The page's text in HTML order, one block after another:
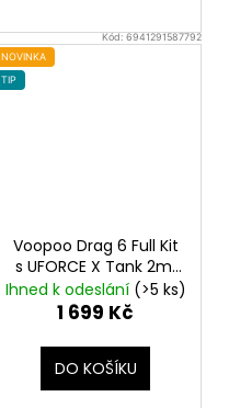
Kód: 6941291587792
NOVINKA
TIP
Voopoo Drag 6 Full Kit
s UFORCE X Tank 2ml
Blue4400mAh
Ihned k odeslání (>5 ks)
1 699 Kč
DO KOŠÍKU